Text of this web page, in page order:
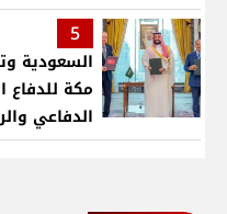
5
السعودية
مكة للدفاع
الدفاعي